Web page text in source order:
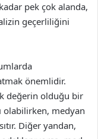
pek çok alanda,
geçerliliğini
önemlidir.
değerin olduğu bir
olabilirken, medyan
Diğer yandan,